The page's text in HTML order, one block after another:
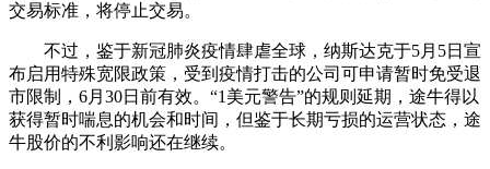
交易标准，将停止交易。
不过，鉴于新冠肺炎疫情肆虐全球，纳斯达克于5月5日宣
布启用特殊宽限政策，受到疫情打击的公司可申请暂时免受退
市限制，6月30日前有效。“1美元警告”的规则延期，途牛得以
获得暂时喘息的机会和时间，但鉴于长期亏损的运营状态，途
牛股价的不利影响还在继续。